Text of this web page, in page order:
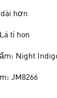
hơn
tí hon
Night
JM8266